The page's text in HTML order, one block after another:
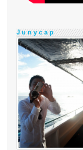
J u n y c a p